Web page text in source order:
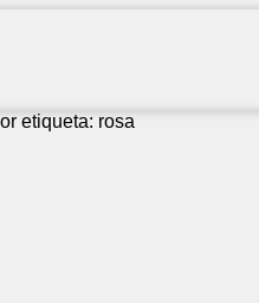
etiqueta: rosa